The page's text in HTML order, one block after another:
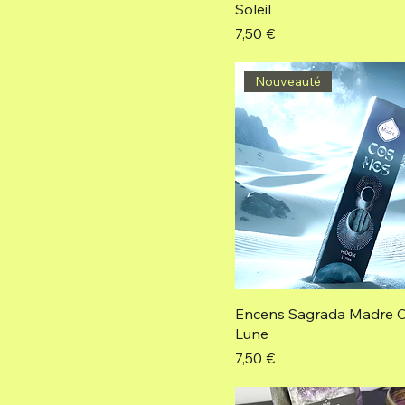
Soleil
Prix
7,50 €
Nouveauté
Encens Sagrada Madre
Lune
Prix
7,50 €